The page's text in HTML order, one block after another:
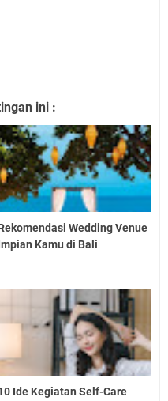
ini :
Wedding Venue
Kamu di Bali
Ide Kegiatan Self-Care